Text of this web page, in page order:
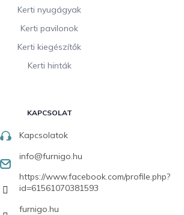
Kerti nyugágyak
Kerti pavilonok
Kerti kiegészítők
Kerti hinták
KAPCSOLAT
Kapcsolatok
info@furnigo.hu
https://www.facebook.com/profile.php?
id=61561070381593
furnigo.hu